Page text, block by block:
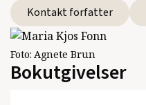
Kontakt forfatter
Foto: Agnete Brun
Bokutgivelser